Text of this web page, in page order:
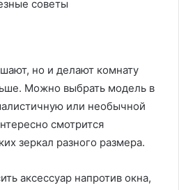
но и делают комнату
Можно выбрать модель в
или необычной
смотрится
зеркал разного размера.
аксессуар напротив окна,